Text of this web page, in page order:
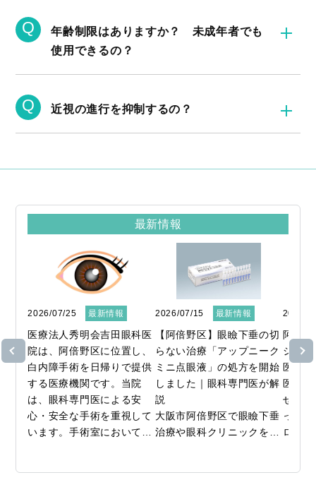
Q
年齢制限はありますか？ 未成年者でも
使用できるの？
Q 近視の進行を抑制するの？
最新情報
2026/07/25 最新情報
医療法人秀明会吉田眼科医
院は、阿倍野区に位置し、
白内障手術を日帰りで提供
する医療機関です。当院
は、眼科専門医による安
心・安全な手術を重視して
います。手術室において
2026/07/15 最新情報
【阿倍野区】眼瞼下垂の切
らない治療「アップニーク
ミニ点眼液」の処方を開始
しました｜眼科専門医が解
説
大阪市阿倍野区で眼瞼下垂
治療や眼科クリニックをお
2026/
阿倍
ジー
医療
医院
せた
って
ロジ